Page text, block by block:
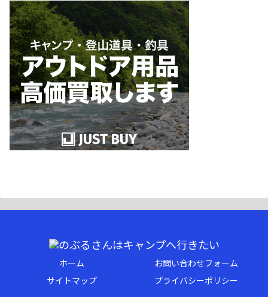
ホーム
お問い合わせフォーム
サイトマップ
プライバシーポリシー